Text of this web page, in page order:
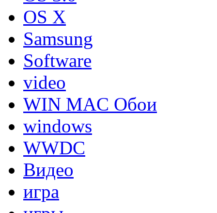
OS X
Samsung
Software
video
WIN MAC Обои
windows
WWDC
Видео
игра